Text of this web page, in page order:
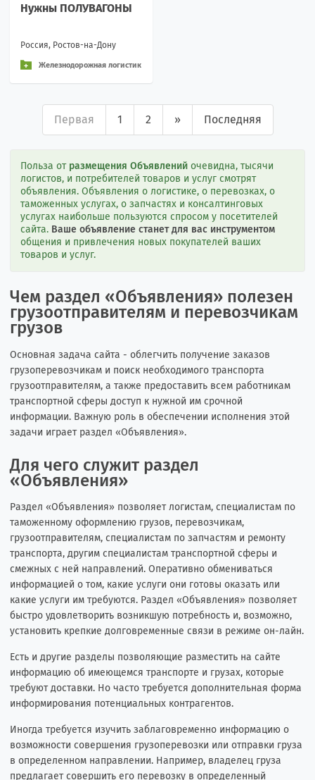
Нужны ПОЛУВАГОНЫ
Россия, Ростов-на-Дону
Железнодорожная логистик
Первая 1 2 » Последняя
Польза от размещения Объявлений очевидна, тысячи
логистов, и потребителей товаров и услуг смотрят
объявления. Объявления о логистике, о перевозках, о
таможенных услугах, о запчастях и консалтинговых
услугах наибольше пользуются спросом у посетителей
сайта. Ваше объявление станет для вас инструментом
общения и привлечения новых покупателей ваших
товаров и услуг.
Чем раздел «Объявления» полезен
грузоотправителям и перевозчикам
грузов
Основная задача сайта - облегчить получение заказов
грузоперевозчикам и поиск необходимого транспорта
грузоотправителям, а также предоставить всем работникам
транспортной сферы доступ к нужной им срочной
информации. Важную роль в обеспечении исполнения этой
задачи играет раздел «Объявления».
Для чего служит раздел
«Объявления»
Раздел «Объявления» позволяет логистам, специалистам по
таможенному оформлению грузов, перевозчикам,
грузоотправителям, специалистам по запчастям и ремонту
транспорта, другим специалистам транспортной сферы и
смежных с ней направлений. Оперативно обмениваться
информацией о том, какие услуги они готовы оказать или
какие услуги им требуются. Раздел «Объявления» позволяет
быстро удовлетворить возникшую потребность и, возможно,
установить крепкие долговременные связи в режиме он-лайн.
Есть и другие разделы позволяющие разместить на сайте
информацию об имеющемся транспорте и грузах, которые
требуют доставки. Но часто требуется дополнительная форма
информирования потенциальных контрагентов.
Иногда требуется изучить заблаговременно информацию о
возможности совершения грузоперевозки или отправки груза
в определенном направлении. Например, владелец груза
предлагает совершить его перевозку в определенный